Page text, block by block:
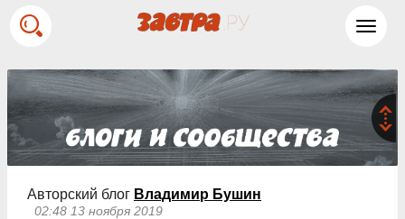
Авторский блог Владимир Бушин
02:48 13 ноября 2019